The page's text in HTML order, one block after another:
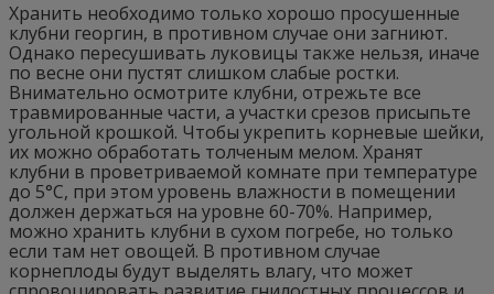
Хранить необходимо только хорошо просушенные
клубни георгин, в противном случае они загниют.
Однако пересушивать луковицы также нельзя, иначе
по весне они пустят слишком слабые ростки.
Внимательно осмотрите клубни, отрежьте все
травмированные части, а участки срезов присыпьте
угольной крошкой. Чтобы укрепить корневые шейки,
их можно обработать толченым мелом. Хранят
клубни в проветриваемой комнате при температуре
до 5°C, при этом уровень влажности в помещении
должен держаться на уровне 60-70%. Например,
можно хранить клубни в сухом погребе, но только
если там нет овощей. В противном случае
корнеплоды будут выделять влагу, что может